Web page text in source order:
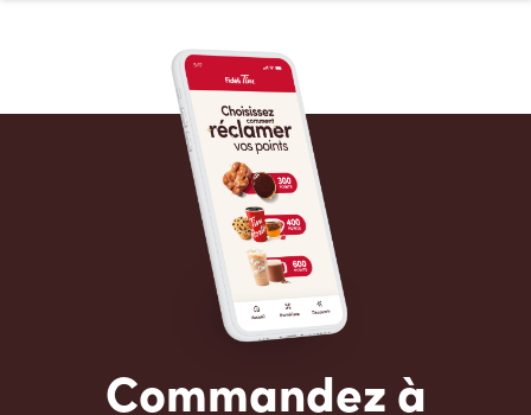
Commandez à